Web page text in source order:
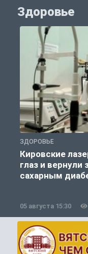
Здоровье
ЗДОРОВЬЕ
Кировские
глаз и
сахарным
05 августа 15:30